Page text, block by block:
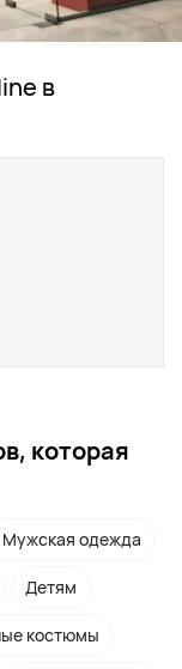
в
которая
Мужская одежда
Детям
костюмы